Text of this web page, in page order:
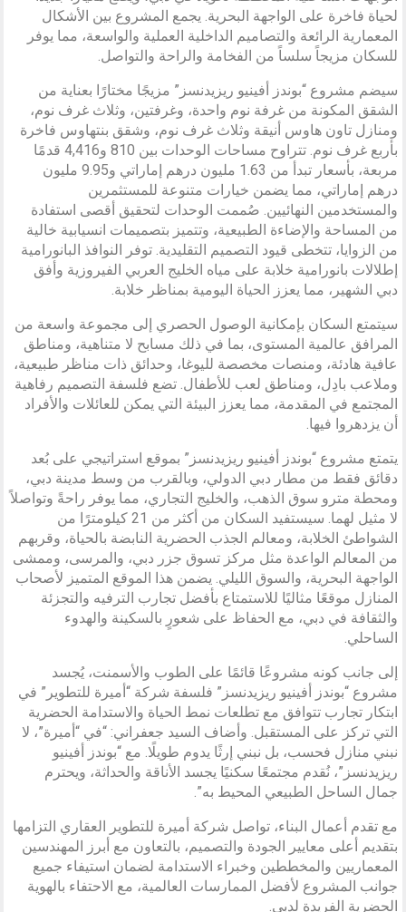
لحياة فاخرة على الواجهة البحرية. يجمع المشروع بين الأشكال
المعمارية الرائعة والتصاميم الداخلية العملية والواسعة، مما يوفر
للسكان مزيجاً سلساً من الفخامة والراحة والتواصل.
سيضم مشروع “بوندز أفينيو ريزيدنسز” مزيجًا مختارًا بعناية من
الشقق المكونة من غرفة نوم واحدة، وغرفتين، وثلاث غرف نوم،
ومنازل تاون هاوس أنيقة وثلاث غرف نوم، وشقق بنتهاوس فاخرة
بأربع غرف نوم. تتراوح مساحات الوحدات بين 810 و4,416 قدمًا
مربعة، بأسعار تبدأ من 1.63 مليون درهم إماراتي و9.95 مليون
درهم إماراتي، مما يضمن خيارات متنوعة للمستثمرين
والمستخدمين النهائيين. صُممت الوحدات لتحقيق أقصى استفادة
من المساحة والإضاءة الطبيعية، وتتميز بتصميمات انسيابية خالية
من الزوايا، تتخطى قيود التصميم التقليدية. توفر النوافذ البانورامية
إطلالات بانورامية خلابة على مياه الخليج العربي الفيروزية وأفق
دبي الشهير، مما يعزز الحياة اليومية بمناظر خلابة.
سيتمتع السكان بإمكانية الوصول الحصري إلى مجموعة واسعة من
المرافق عالمية المستوى، بما في ذلك مسابح لا متناهية، ومناطق
عافية هادئة، ومنصات مخصصة لليوغا، وحدائق ذات مناظر طبيعية،
وملاعب بادِل، ومناطق لعب للأطفال. تضع فلسفة التصميم رفاهية
المجتمع في المقدمة، مما يعزز البيئة التي يمكن للعائلات والأفراد
أن يزدهروا فيها.
يتمتع مشروع “بوندز أفينيو ريزيدنسز” بموقع استراتيجي على بُعد
دقائق فقط من مطار دبي الدولي، وبالقرب من وسط مدينة دبي،
ومحطة مترو سوق الذهب، والخليج التجاري، مما يوفر راحةً وتواصلاً
لا مثيل لهما. سيستفيد السكان من أكثر من 21 كيلومترًا من
الشواطئ الخلابة، ومعالم الجذب الحضرية النابضة بالحياة، وقربهم
من المعالم الواعدة مثل مركز تسوق جزر دبي، والمرسى، وممشى
الواجهة البحرية، والسوق الليلي. يضمن هذا الموقع المتميز لأصحاب
المنازل موقعًا مثاليًا للاستمتاع بأفضل تجارب الترفيه والتجزئة
والثقافة في دبي، مع الحفاظ على شعورٍ بالسكينة والهدوء
الساحلي.
إلى جانب كونه مشروعًا قائمًا على الطوب والأسمنت، يُجسد
مشروع “بوندز أفينيو ريزيدنسز” فلسفة شركة “أميرة للتطوير” في
ابتكار تجارب تتوافق مع تطلعات نمط الحياة والاستدامة الحضرية
التي تركز على المستقبل. وأضاف السيد جعفراني: “في “أميرة”، لا
نبني منازل فحسب، بل نبني إرثًا يدوم طويلًا. مع “بوندز أفينيو
ريزيدنسز”، نُقدم مجتمعًا سكنيًا يجسد الأناقة والحداثة، ويحترم
جمال الساحل الطبيعي المحيط به”.
مع تقدم أعمال البناء، تواصل شركة أميرة للتطوير العقاري التزامها
بتقديم أعلى معايير الجودة والتصميم، بالتعاون مع أبرز المهندسين
المعماريين والمخططين وخبراء الاستدامة لضمان استيفاء جميع
جوانب المشروع لأفضل الممارسات العالمية، مع الاحتفاء بالهوية
الحضرية الفريدة لدبي.